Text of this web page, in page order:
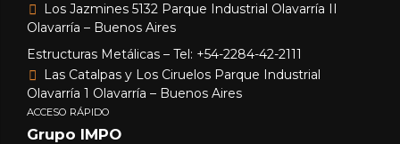
Los Jazmines 5132 Parque Industrial Olavarría II
Olavarría – Buenos Aires
Estructuras Metálicas – Tel: +54-2284-42-2111
Las Catalpas y Los Ciruelos Parque Industrial
Olavarría 1 Olavarría – Buenos Aires
ACCESO RÁPIDO
Grupo IMPO